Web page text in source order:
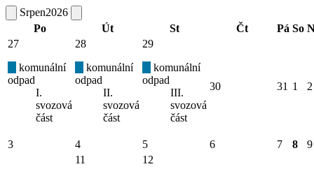
Srpen2026
Po
Út St Čt Pá So
27
komunální
odpad
I.
svozová
část
28
komunální
odpad
II.
svozová
část
29
komunální
odpad
III.
svozová
část
30 31 1 2
3 4 5 6 7 8 9
11
12